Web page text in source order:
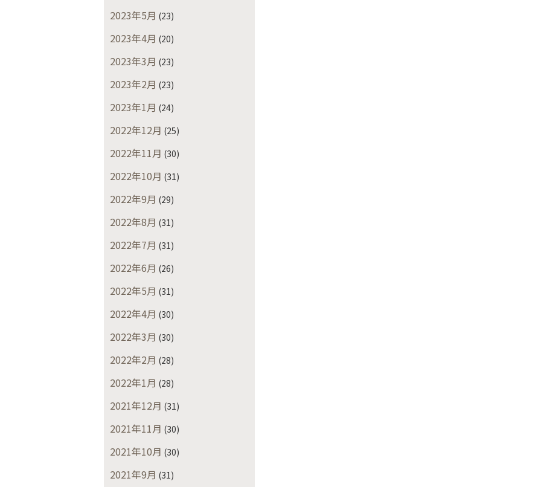
2023年5月 (23)
2023年4月 (20)
2023年3月 (23)
2023年2月 (23)
2023年1月 (24)
2022年12月 (25)
2022年11月 (30)
2022年10月 (31)
2022年9月 (29)
2022年8月 (31)
2022年7月 (31)
2022年6月 (26)
2022年5月 (31)
2022年4月 (30)
2022年3月 (30)
2022年2月 (28)
2022年1月 (28)
2021年12月 (31)
2021年11月 (30)
2021年10月 (30)
2021年9月 (31)